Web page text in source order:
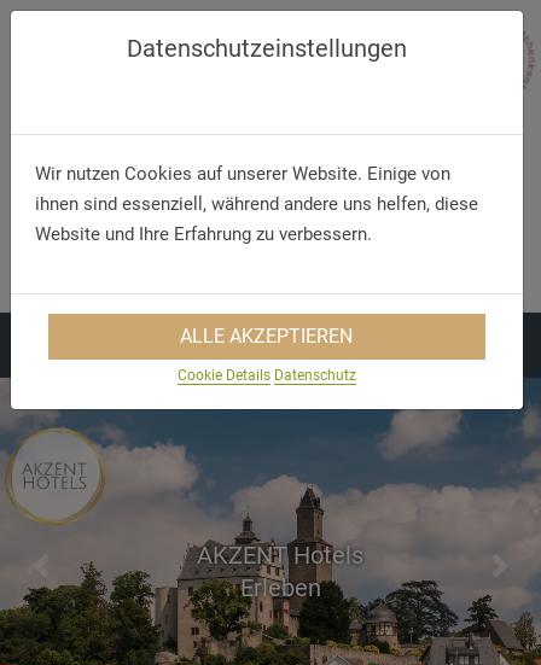
Telefon/WhatsApp
AKZENT Hotels
Erleben
Previous Next
Datenschutzeinstellungen
Wir nutzen Cookies auf unserer Website. Einige von
ihnen sind essenziell, während andere uns helfen, diese
Website und Ihre Erfahrung zu verbessern.
ALLE AKZEPTIEREN
Cookie Details Datenschutz